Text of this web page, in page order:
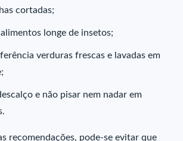
cortadas;
longe de insetos;
verduras frescas e lavadas em
e não pisar nem nadar em
recomendações, pode-se evitar que